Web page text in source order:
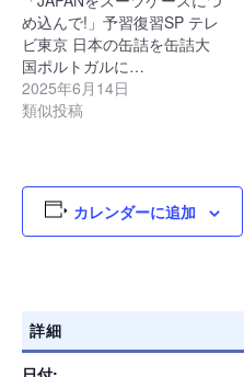
め込んで!」予習復習SP テレ
ビ東京 日本の缶詰を缶詰大
国ポルトガルに…
2025年6月14日
類似投稿
カレンダーに追加
詳細